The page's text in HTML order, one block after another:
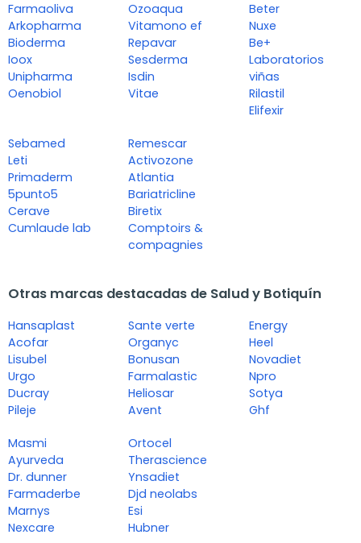
Farmaoliva
Arkopharma
Bioderma
Ioox
Unipharma
Oenobiol
Ozoaqua
Vitamono ef
Repavar
Sesderma
Isdin
Vitae
Beter
Nuxe
Be+
Laboratorios
viñas
Rilastil
Elifexir
Sebamed
Leti
Primaderm
5punto5
Cerave
Cumlaude lab
Remescar
Activozone
Atlantia
Bariatricline
Biretix
Comptoirs &
compagnies
Otras marcas destacadas de Salud y Botiquín
Hansaplast
Acofar
Lisubel
Urgo
Ducray
Pileje
Sante verte
Organyc
Bonusan
Farmalastic
Heliosar
Avent
Energy
Heel
Novadiet
Npro
Sotya
Ghf
Masmi
Ayurveda
Dr. dunner
Farmaderbe
Marnys
Nexcare
Ortocel
Therascience
Ynsadiet
Djd neolabs
Esi
Hubner